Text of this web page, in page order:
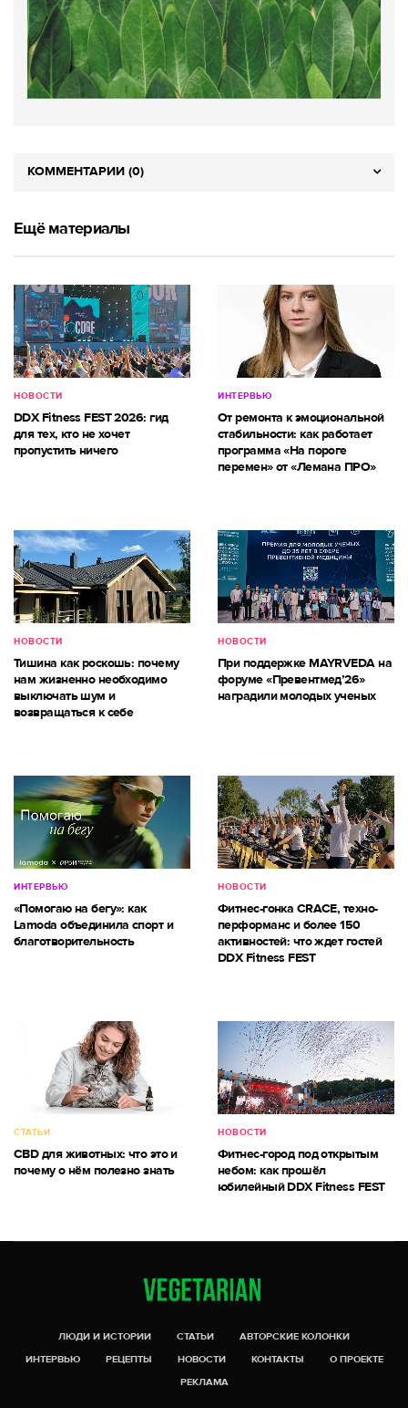
КОММЕНТАРИИ (0)
Ещё материалы
НОВОСТИ
DDX Fitness FEST 2026: гид
для тех, кто не хочет
пропустить ничего
ИНТЕРВЬЮ
От ремонта к эмоциональной
стабильности: как работает
программа «На пороге
перемен» от «Лемана ПРО»
НОВОСТИ
Тишина как роскошь: почему
нам жизненно необходимо
выключать шум и
возвращаться к себе
НОВОСТИ
При поддержке MAYRVEDA на
форуме «Превентмед’26»
наградили молодых ученых
ИНТЕРВЬЮ
«Помогаю на бегу»: как
Lamoda объединила спорт и
благотворительность
НОВОСТИ
Фитнес-гонка CRACE, техно-
перформанс и более 150
активностей: что ждет гостей
DDX Fitness FEST
СТАТЬИ
CBD для животных: что это и
почему о нём полезно знать
НОВОСТИ
Фитнес-город под открытым
небом: как прошёл
юбилейный DDX Fitness FEST
ЛЮДИ И ИСТОРИИ СТАТЬИ
АВТОРСКИЕ КОЛОНКИ
ИНТЕРВЬЮ
РЕЦЕПТЫ НОВОСТИ КОНТАКТЫ
О ПРОЕКТЕ
РЕКЛАМА